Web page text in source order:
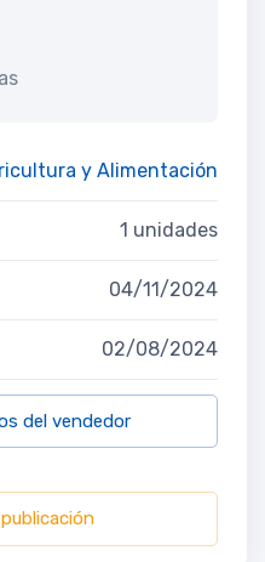
y Alimentación
1 unidades
04/11/2024
02/08/2024
del vendedor